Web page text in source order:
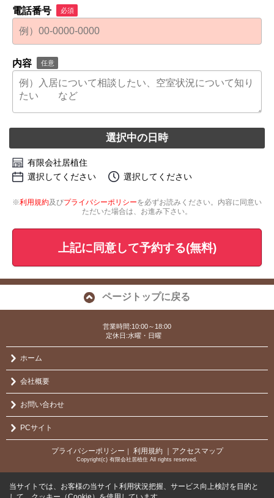
電話番号 必須
内容 任意
選択中の日時
有限会社居植住
選択してください
選択してください
※利用規約及びプライバシーポリシーを必ずお読みください。内容に同意い
ただいた場合は、お進み下さい。
上記に同意して予約する(無料)
ページトップに戻る
営業時間:10:00～18:00
定休日:水曜・日曜
ホーム
会社概要
お問い合わせ
PCサイト
プライバシーポリシー ｜ 利用規約 ｜アクセスマップ
Copyright(c) 有限会社居植住 All rights reserved.
当サイトでは、お客様の当サイト利用状況把握、サービス向上検討を目的と